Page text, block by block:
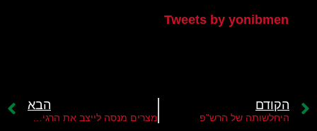
Tweets by yonibmen
הקודם
היחלשותה של הרש"פ
הבא